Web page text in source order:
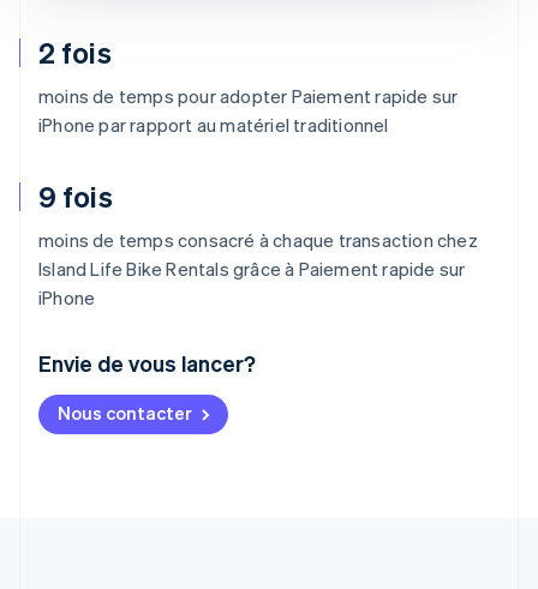
2 fois
moins de temps pour adopter Paiement rapide sur
iPhone par rapport au matériel traditionnel
9 fois
moins de temps consacré à chaque transaction chez
Island Life Bike Rentals grâce à Paiement rapide sur
iPhone
Envie de vous lancer?
Nous contacter
Allemagne
DeutschEnglish
Australie